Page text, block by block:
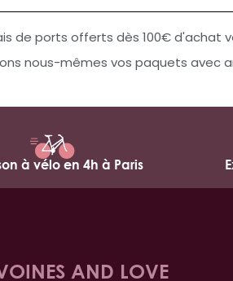
de ports offerts dès 100€ d'achat
nous-mêmes vos paquets avec
à vélo en 4h à Paris
AND LOVE